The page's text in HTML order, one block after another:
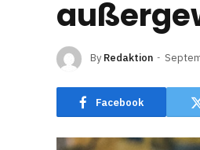
By Redaktion
Facebook